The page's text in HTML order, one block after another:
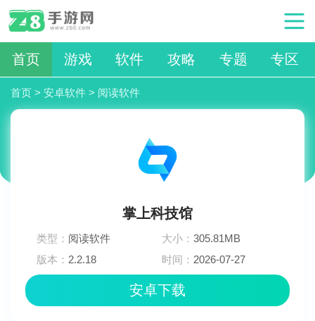
首页 游戏 软件 攻略 专题 专区
首页 > 安卓软件 > 阅读软件
掌上科技馆
类型： 阅读软件 大小：305.81MB
版本： 2.2.18 时间： 2026-07-27
安卓下载